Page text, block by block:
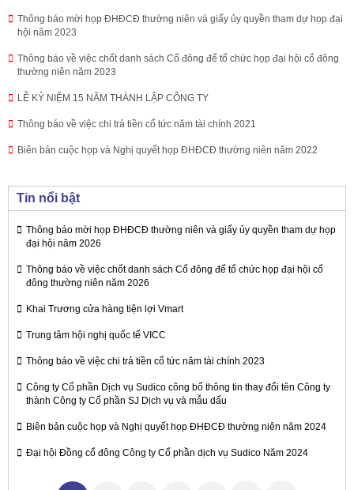
Thông báo mời họp ĐHĐCĐ thường niên và giấy ủy quyền tham dự họp đại
hội năm 2023
Thông báo về việc chốt danh sách Cổ đông để tổ chức họp đại hội cổ đông
thường niên năm 2023
LỄ KỶ NIỆM 15 NĂM THÀNH LẬP CÔNG TY
Thông báo về việc chi trả tiền cổ tức năm tài chính 2021
Biên bản cuộc họp và Nghị quyết họp ĐHĐCĐ thường niên năm 2022
Tin nổi bật
Thông báo mời họp ĐHĐCĐ thường niên và giấy ủy quyền tham dự họp
đại hội năm 2026
Thông báo về việc chốt danh sách Cổ đông để tổ chức họp đại hội cổ
đông thường niên năm 2026
Khai Trương cửa hàng tiện lợi Vmart
Trung tâm hội nghị quốc tế VICC
Thông báo về việc chi trả tiền cổ tức năm tài chính 2023
Công ty Cổ phần Dịch vụ Sudico công bố thông tin thay đổi tên Công ty
thành Công ty Cổ phần SJ Dịch vụ và mẫu dấu
Biên bản cuộc họp và Nghị quyết họp ĐHĐCĐ thường niên năm 2024
Đại hội Đồng cổ đông Công ty Cổ phần dịch vụ Sudico Năm 2024